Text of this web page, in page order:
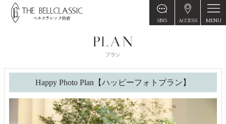
SNS ACCESS MENU
Happy Photo Plan【ハッピーフォトプラン】